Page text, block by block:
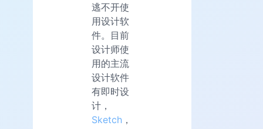
逃不开使
用设计软
件。目前
设计师使
用的主流
设计软件
有即时设
计，
Sketch ，